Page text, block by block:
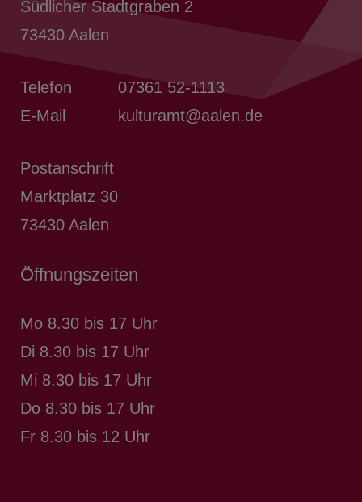
Südlicher Stadtgraben 2
73430 Aalen
Telefon
07361 52-1113
E-Mail
kulturamt@aalen.de
Postanschrift
Marktplatz 30
73430 Aalen
Öffnungszeiten
Mo 8.30 bis 17 Uhr
Di 8.30 bis 17 Uhr
Mi 8.30 bis 17 Uhr
Do 8.30 bis 17 Uhr
Fr 8.30 bis 12 Uhr